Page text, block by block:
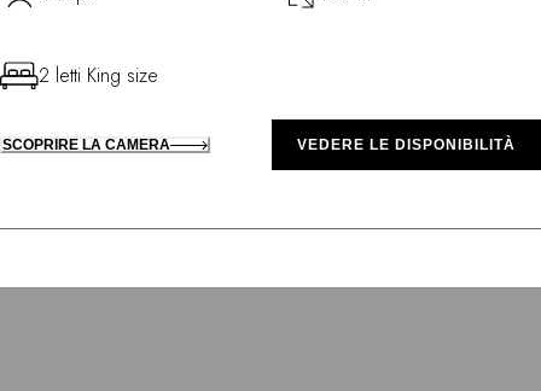
2 letti King size
SCOPRIRE LA CAMERA VEDERE LE DISPONIBILITÀ